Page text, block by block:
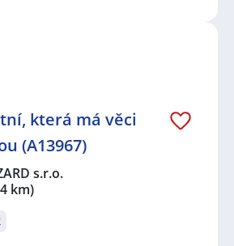
která má věci
(A13967)
s.r.o.
km)